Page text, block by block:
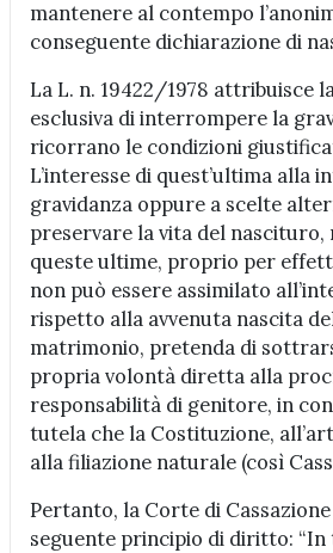
mantenere al contempo
conseguente dichiarazione di
La L. n. 19422/1978 attribuisce
esclusiva di interrompere la
ricorrano le condizioni
L’interesse di quest’ultima alla
gravidanza oppure a scelte
preservare la vita del nascituro,
queste ultime, proprio per
non può essere assimilato
rispetto alla avvenuta nascita
matrimonio, pretenda di
propria volontà diretta alla
responsabilità di genitore, in
tutela che la Costituzione,
alla filiazione naturale (così
Pertanto, la Corte di
seguente principio di diritto: “In